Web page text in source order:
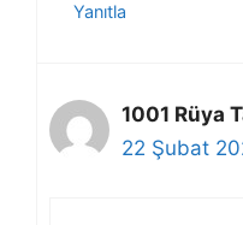
Yanıtla
1001 Rüya
22 Şubat